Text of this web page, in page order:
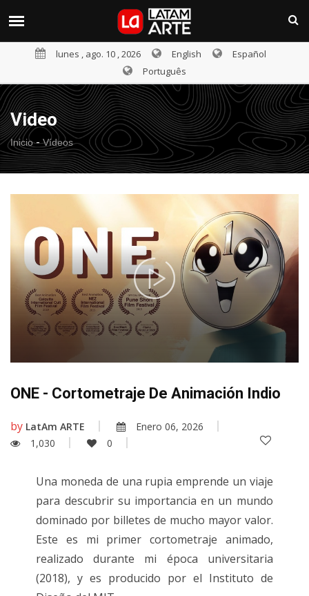
lunes , ago. 10 , 2026 English
Español
Português
Video
Inicio- Vídeos
ONE - Cortometraje De Animación Indio
by LatAm ARTE
Enero 06, 2026
1,030
0
Una moneda de una rupia emprende un viaje
para descubrir su importancia en un mundo
dominado por billetes de mucho mayor valor.
Este es mi primer cortometraje animado,
realizado durante mi época universitaria
(2018), y es producido por el Instituto de